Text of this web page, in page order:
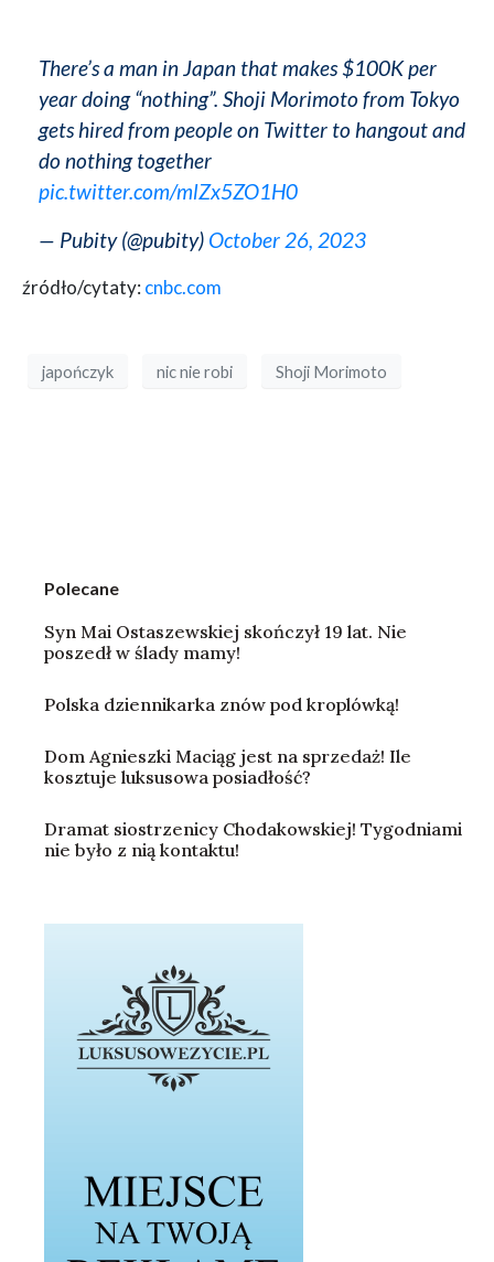
There’s a man in Japan that makes $100K per
year doing “nothing”. Shoji Morimoto from Tokyo
gets hired from people on Twitter to hangout and
do nothing together
pic.twitter.com/mlZx5ZO1H0
— Pubity (@pubity) October 26, 2023
źródło/cytaty: cnbc.com
japończyk nic nie robi Shoji Morimoto
Polecane
Syn Mai Ostaszewskiej skończył 19 lat. Nie
poszedł w ślady mamy!
Polska dziennikarka znów pod kroplówką!
Dom Agnieszki Maciąg jest na sprzedaż! Ile
kosztuje luksusowa posiadłość?
Dramat siostrzenicy Chodakowskiej! Tygodniami
nie było z nią kontaktu!